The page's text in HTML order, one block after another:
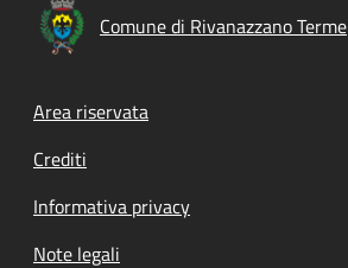
Comune di Rivanazzano Terme
Footer menu
Area riservata
Crediti
Informativa privacy
Note legali